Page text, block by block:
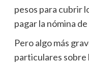
pesos para cubrir
pagar la nómina
Pero algo más
particulares sobre